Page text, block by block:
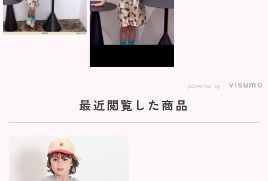
powered by
最近閲覧した商品